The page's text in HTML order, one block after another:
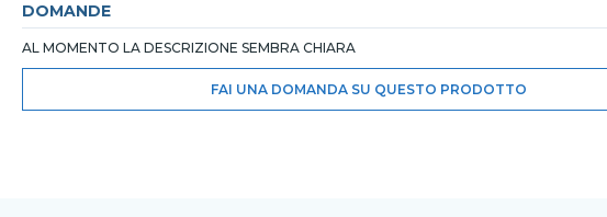
DOMANDE
AL MOMENTO LA DESCRIZIONE SEMBRA CHIARA
FAI UNA DOMANDA SU QUESTO PRODOTTO